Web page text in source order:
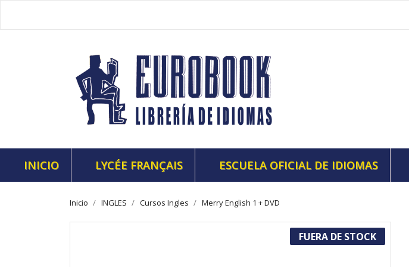
INICIO LYCÉE FRANÇAIS ESCUELA OFICIAL DE IDIOMAS
Inicio INGLES Cursos Ingles Merry English 1 + DVD
FUERA DE STOCK